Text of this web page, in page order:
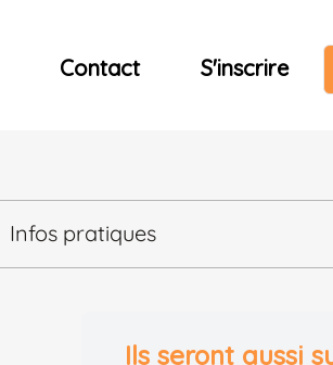
Contact S'inscrire
Infos pratiques
Ils seront aussi